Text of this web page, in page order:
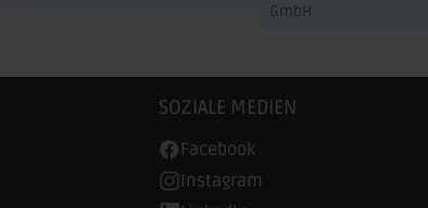
GmbH
SOZIALE MEDIEN
Facebook
Instagram